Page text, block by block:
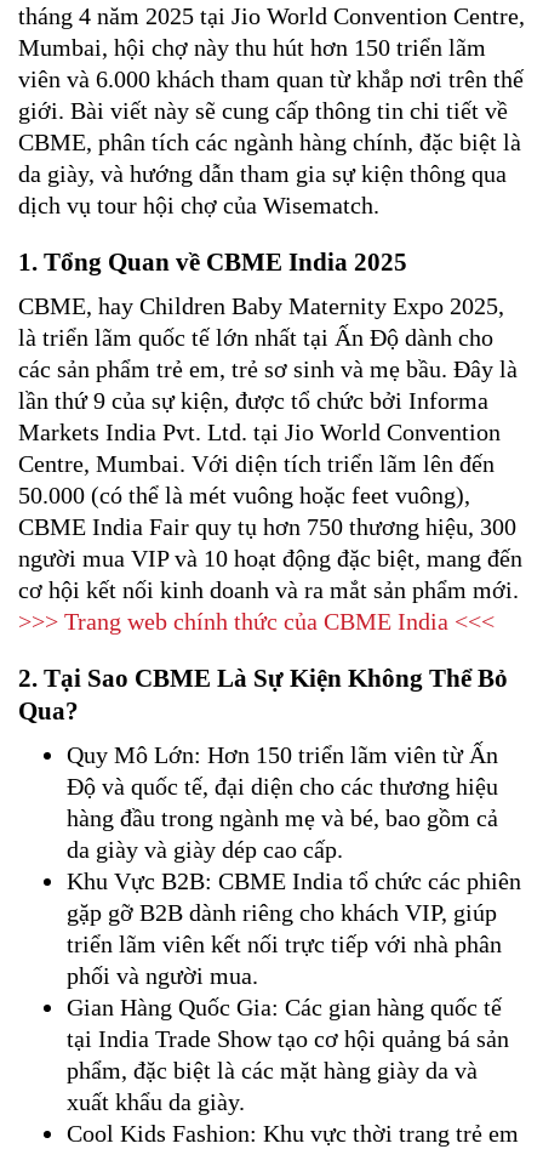
tháng 4 năm 2025 tại Jio World Convention Centre,
Mumbai, hội chợ này thu hút hơn 150 triển lãm
viên và 6.000 khách tham quan từ khắp nơi trên thế
giới. Bài viết này sẽ cung cấp thông tin chi tiết về
CBME, phân tích các ngành hàng chính, đặc biệt là
da giày, và hướng dẫn tham gia sự kiện thông qua
dịch vụ tour hội chợ của Wisematch.
1. Tổng Quan về CBME India 2025
CBME, hay Children Baby Maternity Expo 2025,
là triển lãm quốc tế lớn nhất tại Ấn Độ dành cho
các sản phẩm trẻ em, trẻ sơ sinh và mẹ bầu. Đây là
lần thứ 9 của sự kiện, được tổ chức bởi Informa
Markets India Pvt. Ltd. tại Jio World Convention
Centre, Mumbai. Với diện tích triển lãm lên đến
50.000 (có thể là mét vuông hoặc feet vuông),
CBME India Fair quy tụ hơn 750 thương hiệu, 300
người mua VIP và 10 hoạt động đặc biệt, mang đến
cơ hội kết nối kinh doanh và ra mắt sản phẩm mới.
>>> Trang web chính thức của CBME India <<<
2. Tại Sao CBME Là Sự Kiện Không Thể Bỏ
Qua?
Quy Mô Lớn: Hơn 150 triển lãm viên từ Ấn
Độ và quốc tế, đại diện cho các thương hiệu
hàng đầu trong ngành mẹ và bé, bao gồm cả
da giày và giày dép cao cấp.
Khu Vực B2B: CBME India tổ chức các phiên
gặp gỡ B2B dành riêng cho khách VIP, giúp
triển lãm viên kết nối trực tiếp với nhà phân
phối và người mua.
Gian Hàng Quốc Gia: Các gian hàng quốc tế
tại India Trade Show tạo cơ hội quảng bá sản
phẩm, đặc biệt là các mặt hàng giày da và
xuất khẩu da giày.
Cool Kids Fashion: Khu vực thời trang trẻ em